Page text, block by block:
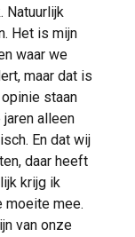
Natuurlijk
Het is mijn
waar we
maar dat is
staan
alleen
En dat wij
daar heeft
krijg ik
moeite mee.
van onze